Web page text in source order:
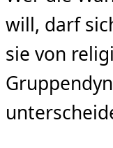
will, darf
sie von